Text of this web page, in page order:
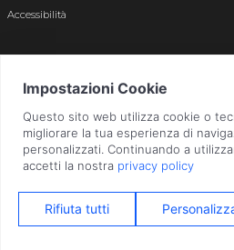
Accessibilità
Bergamo n. 01496180165 · Capitale